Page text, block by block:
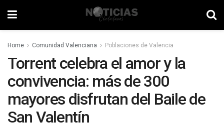
Home Comunidad Valenciana Poblaciones de Valencia
Torrent celebra el amor y la
convivencia: más de 300
mayores disfrutan del Baile de
San Valentín